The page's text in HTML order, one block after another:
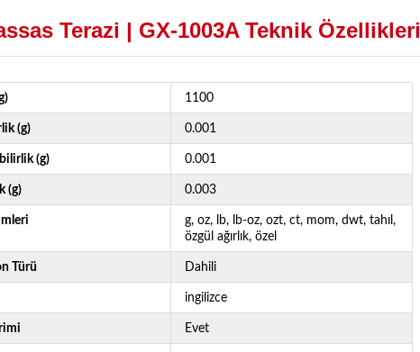
Terazi | GX-1003A Teknik Özellikleri
1100
(g) 0.001
(g) 0.001
(g) 0.003
g, oz, lb, lb-oz, ozt, ct, mom, dwt, tahıl,
özgül ağırlık, özel
Türü Dahili
ingilizce
Evet